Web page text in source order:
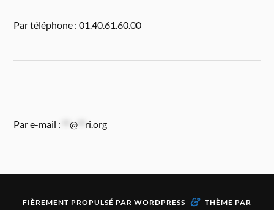
Par téléphone : 01.40.61.60.00
Par e-mail : **@ ri.org
FIÈREMENT PROPULSÉ PAR WORDPRESS & THÈME PAR